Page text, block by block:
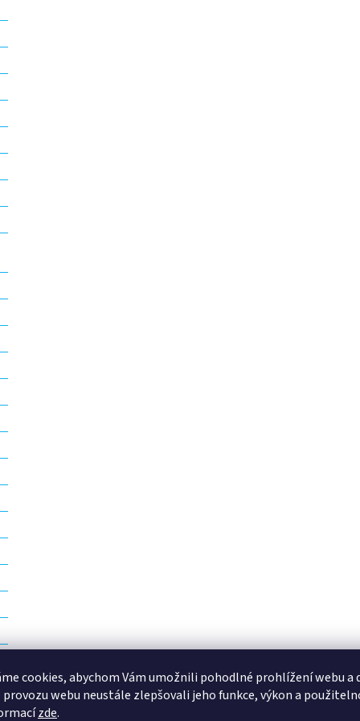
cookies, abychom Vám umožnili pohodlné prohlížení webu a
provozu webu neustále zlepšovali jeho funkce, výkon a
zde.